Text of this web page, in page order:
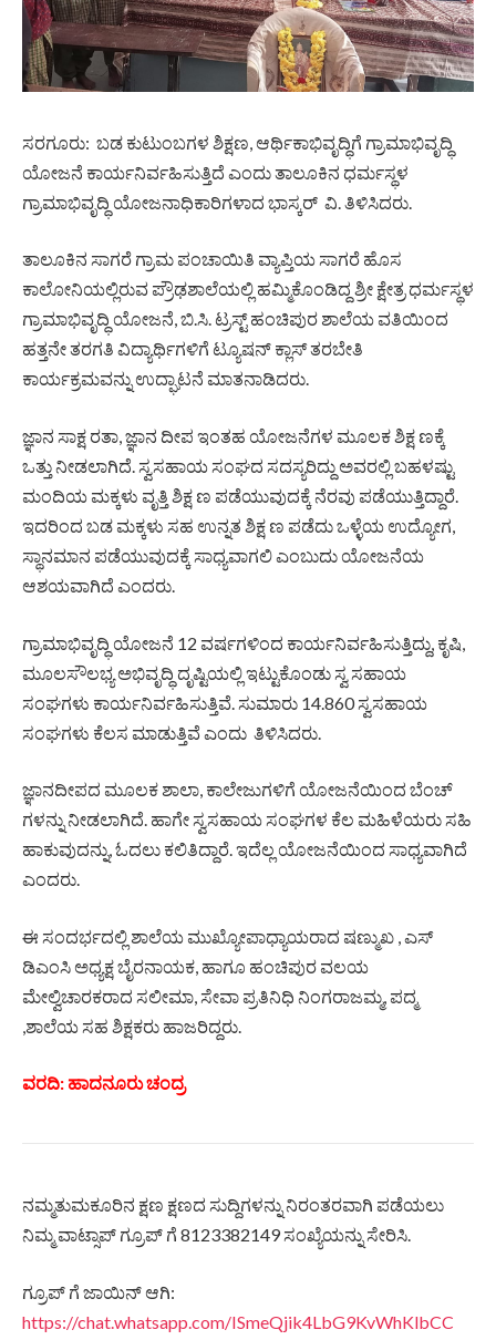
ಸರಗೂರು: ಬಡ ಕುಟುಂಬಗಳ ಶಿಕ್ಷಣ, ಆರ್ಥಿಕಾಭಿವೃದ್ಧಿಗೆ ಗ್ರಾಮಾಭಿವೃದ್ಧಿ
ಯೋಜನೆ ಕಾರ್ಯನಿರ್ವಹಿಸುತ್ತಿದೆ ಎಂದು ತಾಲೂಕಿನ ಧರ್ಮಸ್ಥಳ
ಗ್ರಾಮಾಭಿವೃದ್ಧಿ ಯೋಜನಾಧಿಕಾರಿಗಳಾದ ಭಾಸ್ಕರ್ ವಿ. ತಿಳಿಸಿದರು.
ತಾಲೂಕಿನ ಸಾಗರೆ ಗ್ರಾಮ ಪಂಚಾಯಿತಿ ವ್ಯಾಪ್ತಿಯ ಸಾಗರೆ ಹೊಸ
ಕಾಲೋನಿಯಲ್ಲಿರುವ ಪ್ರೌಢಶಾಲೆಯಲ್ಲಿ ಹಮ್ಮಿಕೊಂಡಿದ್ದ ಶ್ರೀ ಕ್ಷೇತ್ರ ಧರ್ಮಸ್ಥಳ
ಗ್ರಾಮಾಭಿವೃದ್ಧಿ ಯೋಜನೆ, ಬಿ.ಸಿ. ಟ್ರಸ್ಟ್ ಹಂಚಿಪುರ ಶಾಲೆಯ ವತಿಯಿಂದ
ಹತ್ತನೇ ತರಗತಿ ವಿದ್ಯಾರ್ಥಿಗಳಿಗೆ ಟ್ಯೂಷನ್ ಕ್ಲಾಸ್ ತರಬೇತಿ
ಕಾರ್ಯಕ್ರಮವನ್ನು ಉದ್ಘಾಟನೆ ಮಾತನಾಡಿದರು.
ಜ್ಞಾನ ಸಾಕ್ಷ ರತಾ, ಜ್ಞಾನ ದೀಪ ಇಂತಹ ಯೋಜನೆಗಳ ಮೂಲಕ ಶಿಕ್ಷ ಣಕ್ಕೆ
ಒತ್ತು ನೀಡಲಾಗಿದೆ. ಸ್ವಸಹಾಯ ಸಂಘದ ಸದಸ್ಯರಿದ್ದು ಅವರಲ್ಲಿ ಬಹಳಷ್ಟು
ಮಂದಿಯ ಮಕ್ಕಳು ವೃತ್ತಿ ಶಿಕ್ಷ ಣ ಪಡೆಯುವುದಕ್ಕೆ ನೆರವು ಪಡೆಯುತ್ತಿದ್ದಾರೆ.
ಇದರಿಂದ ಬಡ ಮಕ್ಕಳು ಸಹ ಉನ್ನತ ಶಿಕ್ಷ ಣ ಪಡೆದು ಒಳ್ಳೆಯ ಉದ್ಯೋಗ,
ಸ್ಥಾನಮಾನ ಪಡೆಯುವುದಕ್ಕೆ ಸಾಧ್ಯವಾಗಲಿ ಎಂಬುದು ಯೋಜನೆಯ
ಆಶಯವಾಗಿದೆ ಎಂದರು.
ಗ್ರಾಮಾಭಿವೃದ್ಧಿ ಯೋಜನೆ 12 ವರ್ಷಗಳಿಂದ ಕಾರ್ಯನಿರ್ವಹಿಸುತ್ತಿದ್ದು, ಕೃಷಿ,
ಮೂಲಸೌಲಭ್ಯ ಅಭಿವೃದ್ಧಿ ದೃಷ್ಟಿಯಲ್ಲಿ ಇಟ್ಟುಕೊಂಡು ಸ್ವ ಸಹಾಯ
ಸಂಘಗಳು ಕಾರ್ಯನಿರ್ವಹಿಸುತ್ತಿವೆ. ಸುಮಾರು 14.860 ಸ್ವಸಹಾಯ
ಸಂಘಗಳು ಕೆಲಸ ಮಾಡುತ್ತಿವೆ ಎಂದು ತಿಳಿಸಿದರು.
ಜ್ಞಾನದೀಪದ ಮೂಲಕ ಶಾಲಾ, ಕಾಲೇಜುಗಳಿಗೆ ಯೋಜನೆಯಿಂದ ಬೆಂಚ್‌
ಗಳನ್ನು ನೀಡಲಾಗಿದೆ. ಹಾಗೇ ಸ್ವಸಹಾಯ ಸಂಘಗಳ ಕೆಲ ಮಹಿಳೆಯರು ಸಹಿ
ಹಾಕುವುದನ್ನು, ಓದಲು ಕಲಿತಿದ್ದಾರೆ. ಇದೆಲ್ಲ ಯೋಜನೆಯಿಂದ ಸಾಧ್ಯವಾಗಿದೆ
ಎಂದರು.
ಈ ಸಂದರ್ಭದಲ್ಲಿ ಶಾಲೆಯ ಮುಖ್ಯೋಪಾಧ್ಯಾಯರಾದ ಷಣ್ಮುಖ , ಎಸ್
ಡಿಎಂಸಿ ಅಧ್ಯಕ್ಷ ಬೈರನಾಯಕ, ಹಾಗೂ ಹಂಚಿಪುರ ವಲಯ
ಮೇಲ್ವಿಚಾರಕರಾದ ಸಲೀಮಾ, ಸೇವಾ ಪ್ರತಿನಿಧಿ ನಿಂಗರಾಜಮ್ಮ, ಪದ್ಮ
,ಶಾಲೆಯ ಸಹ ಶಿಕ್ಷಕರು ಹಾಜರಿದ್ದರು.
ವರದಿ: ಹಾದನೂರು ಚಂದ್ರ
ನಮ್ಮತುಮಕೂರಿನ ಕ್ಷಣ ಕ್ಷಣದ ಸುದ್ದಿಗಳನ್ನು ನಿರಂತರವಾಗಿ ಪಡೆಯಲು
ನಿಮ್ಮ ವಾಟ್ಸಾಪ್ ಗ್ರೂಪ್ ಗೆ 8123382149 ಸಂಖ್ಯೆಯನ್ನು ಸೇರಿಸಿ.
ಗ್ರೂಪ್ ಗೆ ಜಾಯಿನ್ ಆಗಿ:
https://chat.whatsapp.com/ISmeQjik4LbG9KvWhKlbCC